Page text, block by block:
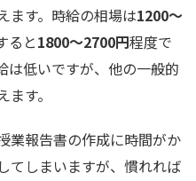
ます。時給の相場は1200～
ると1800～2700円程度で
は低いですが、他の一般的
す。
業報告書の作成に時間がか
てしまいますが、慣れれば